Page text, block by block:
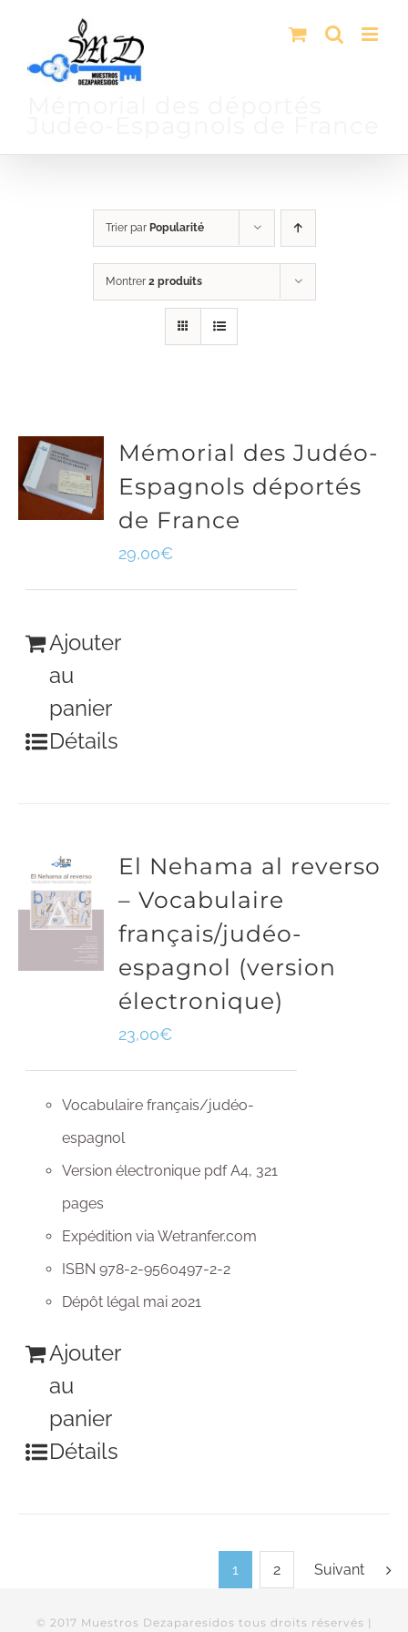
contenu
Trier par Popularité
Montrer 2 produits
Mémorial des Judéo-
Espagnols déportés
de France
29,00€
Ajouter
au
panier
Détails
El Nehama al reverso
– Vocabulaire
français/judéo-
espagnol (version
électronique)
23,00€
Vocabulaire français/judéo-
espagnol
Version électronique pdf A4, 321
pages
Expédition via Wetranfer.com
ISBN 978-2-9560497-2-2
Dépôt légal mai 2021
Ajouter
au
panier
Détails
1 2 Suivant
© 2017 Muestros Dezaparesidos tous droits réservés |